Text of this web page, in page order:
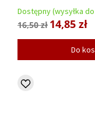
Dostępny (wysyłka do
16,50 zł 14,85 zł
Do